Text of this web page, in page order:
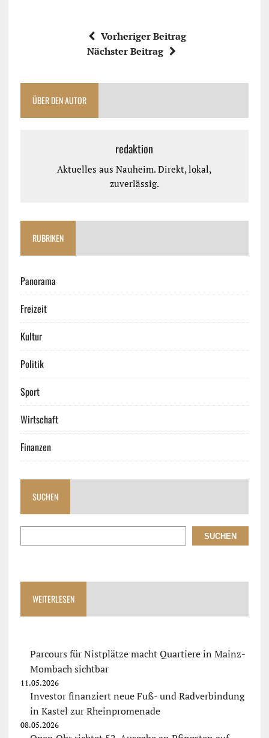
Vorheriger Beitrag
Nächster Beitrag
ÜBER DEN AUTOR
redaktion
Aktuelles aus Nauheim. Direkt, lokal,
zuverlässig.
RUBRIKEN
Panorama
Freizeit
Kultur
Politik
Sport
Wirtschaft
Finanzen
SUCHEN
SUCHEN
WEITERLESEN
Parcours für Nistplätze macht Quartiere in Mainz-
Mombach sichtbar
11.05.2026
Investor finanziert neue Fuß- und Radverbindung
in Kastel zur Rheinpromenade
08.05.2026